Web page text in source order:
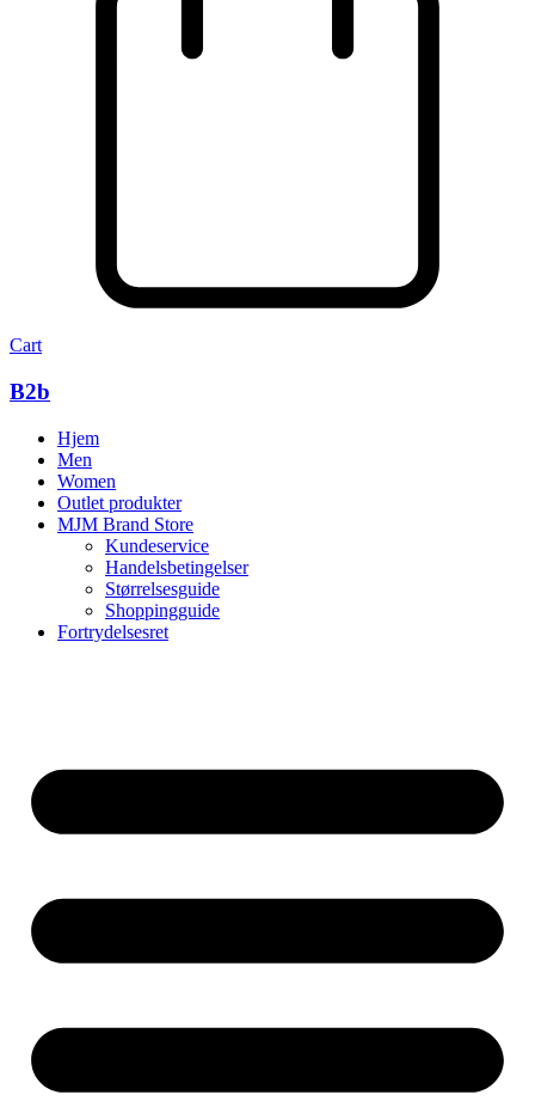
Cart
B2b
Hjem
Men
Women
Outlet produkter
MJM Brand Store
Kundeservice
Handelsbetingelser
Størrelsesguide
Shoppingguide
Fortrydelsesret